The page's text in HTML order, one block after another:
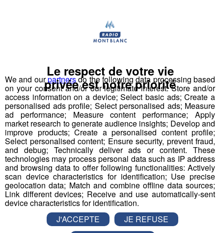
Pays de Savoie : nouvelle journée
justice morte contre la réforme de
la justice
Publié par La rédaction Montblanclive-12 décembre 2018 à
11h15
Radio Mont Blanc
Actus
We and ourpartnersdo the following data processing based
on your consent and/or our legitimate interest: Store and/or
access information on a device; Select basic ads; Create a
personalised ads profile; Select personalised ads; Measure
ad performance; Measure content performance; Apply
market research to generate audience insights; Develop and
improve products; Create a personalised content profile;
Select personalised content; Ensure security, prevent fraud,
and debug; Technically deliver ads or content. These
technologies may process personal data such as IP address
and browsing data to offer following functionalities: Actively
scan device characteristics for identification; Use precise
geolocation data; Match and combine offline data sources;
Link different devices; Receive and use automatically-sent
device characteristics for identification.
Le respect de votre vie
privée est notre priorité
J'ACCEPTE
JE REFUSE